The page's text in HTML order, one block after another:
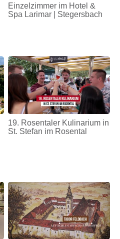
Einzelzimmer im Hotel &
Spa Larimar | Stegersbach
19. Rosentaler Kulinarium in
St. Stefan im Rosental